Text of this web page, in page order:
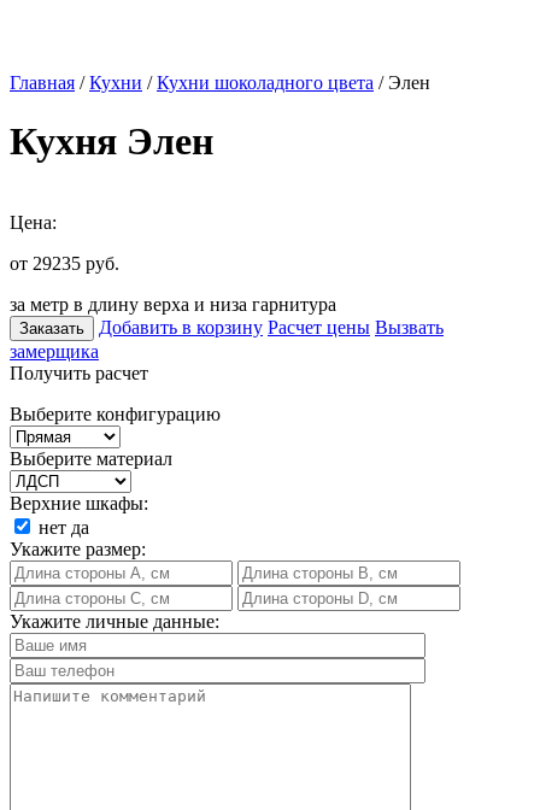
Главная /Кухни /Кухни шоколадного цвета / Элен
Кухня Элен
Цена:
от 29235 руб.
за метр в длину верха и низа гарнитура
Заказать Добавить в корзину Расчет цены Вызвать
замерщика
Получить расчет
Выберите конфигурацию
Выберите материал
Верхние шкафы:
нет да
Укажите размер:
Укажите личные данные: